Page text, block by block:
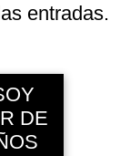
entradas.
DE